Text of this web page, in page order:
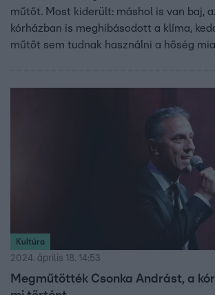
műtőt. Most kiderült: máshol is van baj,
kórházban is meghibásodott a klíma,
műtőt sem tudnak használni a hőség
Kultúra
2024. április 18. 14:53
Megműtötték Csonka Andrást, a